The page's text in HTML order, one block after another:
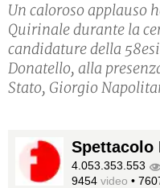
Un caloroso applauso
Quirinale durante la
candidature della
Donatello, alla
Stato, Giorgio
Spettacolo
4.053.353.553
9454 video •